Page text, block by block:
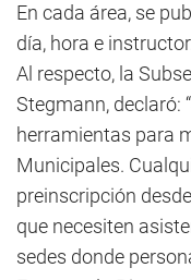
En cada área, se
día, hora e
Al respecto, la
Stegmann, declaró:
herramientas para
Municipales.
preinscripción
que necesiten
sedes donde